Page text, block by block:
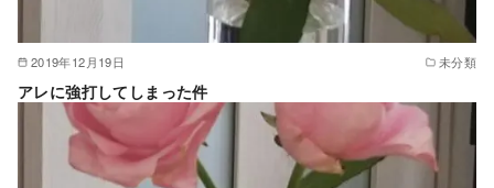
2019年12月19日 未分類
アレに強打してしまった件